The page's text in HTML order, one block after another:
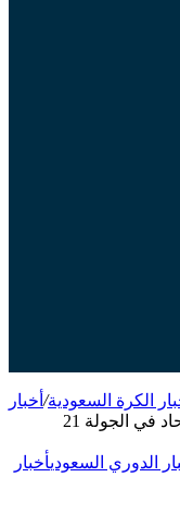
الكرة السعودية/ أخبار
موعد مباراة النصر ضد الاتحاد في الجولة 21
الدوري السعوديأخبار